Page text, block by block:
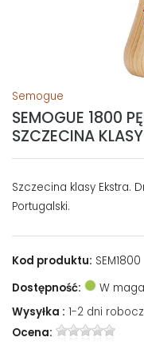
Semogue
SEMOGUE 1800
SZCZECINA
Szczecina klasy Ekstra.
Portugalski.
Kod produktu: SEM1800
Dostępność:
W
Wysyłka : 1-2 dni
Ocena: